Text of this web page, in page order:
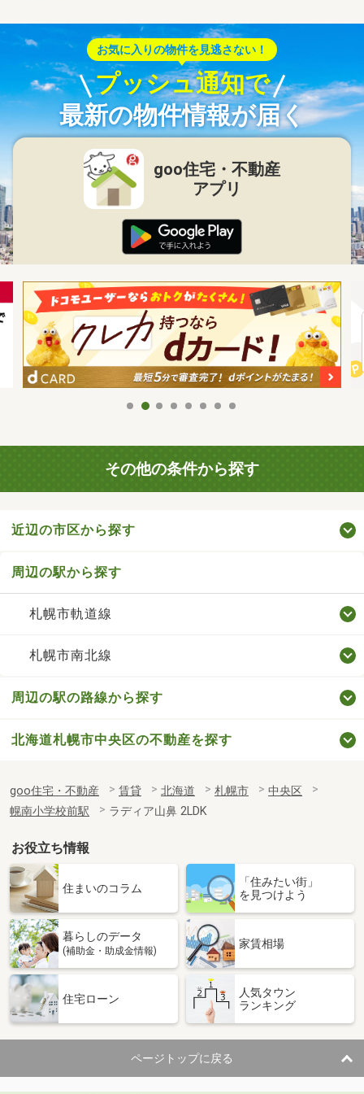
お気に入りの物件を見逃さない！
プッシュ通知で
最新の物件情報が届く
goo住宅・不動産
アプリ
その他の条件から探す
近辺の市区から探す
周辺の駅から探す
札幌市軌道線
札幌市南北線
周辺の駅の路線から探す
北海道札幌市中央区の不動産を探す
goo住宅・不動産 賃貸 北海道 札幌市
中央区
幌南小学校前駅
ラディア山鼻 2LDK
お役立ち情報
住まいのコラム
「住みたい街」
を見つけよう
暮らしのデータ
(補助金・助成金情報)
家賃相場
住宅ローン
人気タウン
ランキング
ページトップに戻る